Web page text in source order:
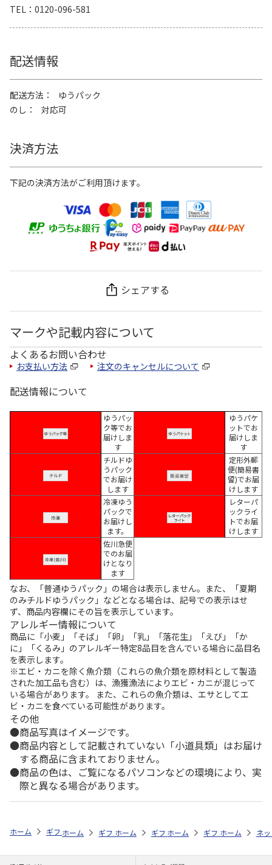
TEL
0120-096-581
配送情報
配送方法
ゆうパック
のし
対応可
決済方法
下記の決済方法がご利用頂けます。
シェアする
マークや記載内容について
よくあるお問い合わせ
お支払い方法 注文のキャンセルについて
配送情報について
ゆうパッ
ク等でお
届けしま
す
ゆうパケ
ットでお
届けしま
す
チルドゆ
うパック
でお届け
します
定形外郵
便(簡易書
留)でお届
けします
冷凍ゆう
パックで
お届けし
ます。
レターパ
ックライ
トでお届
けします
佐川急便
でのお届
けとなり
ます
なお、「普通ゆうパック」の場合は表示しません。また、「夏期
のみチルドゆうパック」などとなる場合は、記号での表示はせ
ず、商品内容欄にその旨を表示しています。
アレルギー情報について
商品に「小麦」「そば」「卵」「乳」「落花生」「えび」「か
に」「くるみ」のアレルギー特定8品目を含んでいる場合に品目名
を表示します。
※エビ・カニを除く魚介類（これらの魚介類を原材料として製造
された加工品も含む）は、漁獲漁法によりエビ・カニが混じって
いる場合があります。 また、これらの魚介類は、エサとしてエ
ビ・カニを食べている可能性があります。
その他
商品写真はイメージです。
商品内容として記載されていない「小道具類」はお届け
する商品に含まれておりません。
商品の色は、ご覧になるパソコンなどの環境により、実
際と異なる場合があります。
ホーム ギフトストア お中元・夏ギフト特集 2026 贈る相手から探す
ホーム ギフトストア お中元・夏ギフト特集 2026
ホーム ギフトストア お中元・夏ギフト
ホーム ギフトストア お
ホーム ネ